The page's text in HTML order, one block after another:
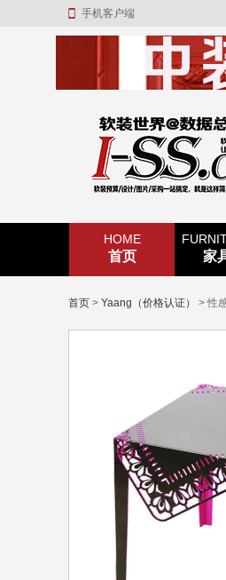
手机客户端
HOME
首页 家
首页 > Yaang（价格认证） > 性